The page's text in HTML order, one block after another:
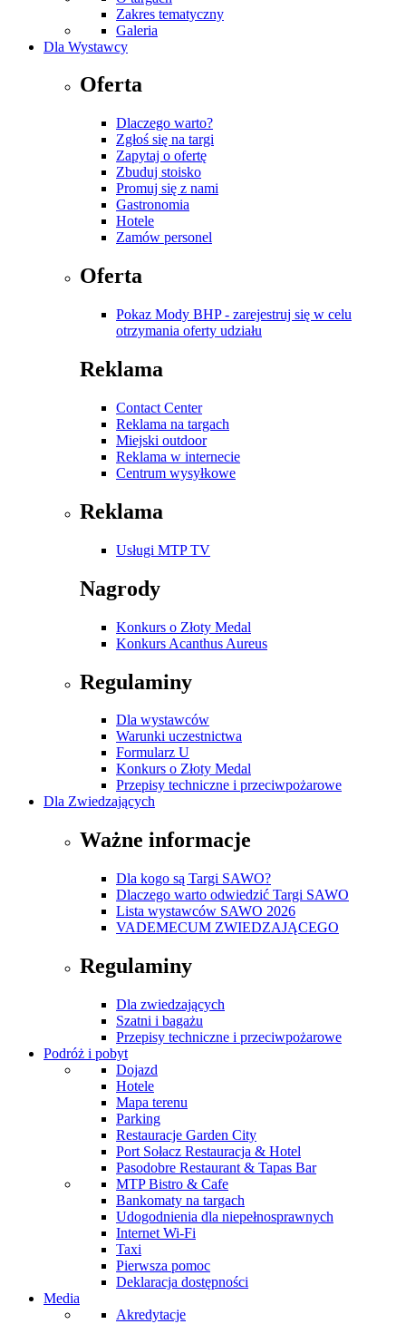
Zakres tematyczny
Galeria
Dla Wystawcy
Oferta
Dlaczego warto?
Zgłoś się na targi
Zapytaj o ofertę
Zbuduj stoisko
Promuj się z nami
Gastronomia
Hotele
Zamów personel
Oferta
Pokaz Mody BHP - zarejestruj się w celu
otrzymania oferty udziału
Reklama
Contact Center
Reklama na targach
Miejski outdoor
Reklama w internecie
Centrum wysyłkowe
Reklama
Usługi MTP TV
Nagrody
Konkurs o Złoty Medal
Konkurs Acanthus Aureus
Regulaminy
Dla wystawców
Warunki uczestnictwa
Formularz U
Konkurs o Złoty Medal
Przepisy techniczne i przeciwpożarowe
Dla Zwiedzających
Ważne informacje
Dla kogo są Targi SAWO?
Dlaczego warto odwiedzić Targi SAWO
Lista wystawców SAWO 2026
VADEMECUM ZWIEDZAJĄCEGO
Regulaminy
Dla zwiedzających
Szatni i bagażu
Przepisy techniczne i przeciwpożarowe
Podróż i pobyt
Dojazd
Hotele
Mapa terenu
Parking
Restauracje Garden City
Port Sołacz Restauracja & Hotel
Pasodobre Restaurant & Tapas Bar
MTP Bistro & Cafe
Bankomaty na targach
Udogodnienia dla niepełnosprawnych
Internet Wi-Fi
Taxi
Pierwsza pomoc
Deklaracja dostępności
Media
Akredytacje